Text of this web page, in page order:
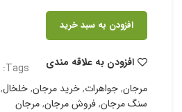
افزودن به سبد خرید
افزودن به علاقه مندی Tags:
مرجان,جواهرات,خرید مرجان,خلخال,
سنگ مرجان,فروش مرجان,مرجان